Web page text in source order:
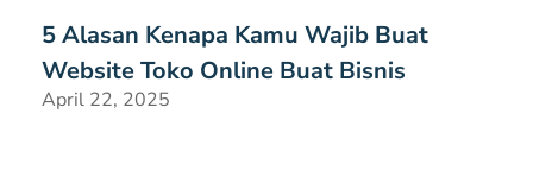
5 Alasan Kenapa Kamu Wajib Buat
Website Toko Online Buat Bisnis
April 22, 2025